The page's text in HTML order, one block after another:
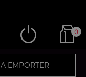
0
A EMPORTER